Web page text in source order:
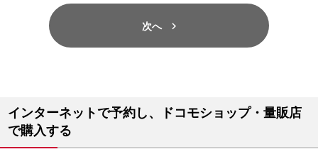
次へ 
インターネットで予約し、ドコモショップ・量販店
で購入する